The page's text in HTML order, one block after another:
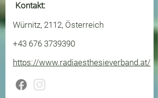
Kontakt:
Würnitz, 2112, Österreich
+43 676 3739390
https://www.radiaesthesieverband.at/